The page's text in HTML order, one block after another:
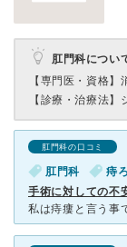
肛門科につい
【専門医・資格】
【診療・治療法】
肛門科の口コミ
肛門科 痔
手術に対しての不